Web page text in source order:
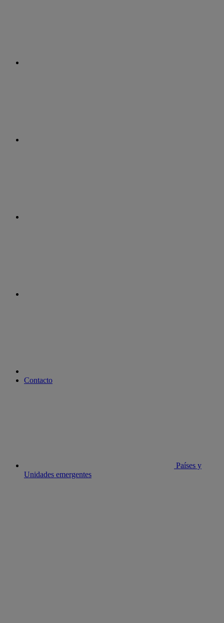
Contacto
Países y
Unidades emergentes